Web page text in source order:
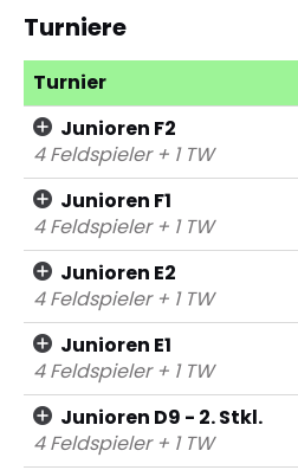
Turniere
Turnier
Junioren F2
4 Feldspieler + 1 TW
Junioren F1
4 Feldspieler + 1 TW
Junioren E2
4 Feldspieler + 1 TW
Junioren E1
4 Feldspieler + 1 TW
Junioren D9 - 2. Stkl.
4 Feldspieler + 1 TW